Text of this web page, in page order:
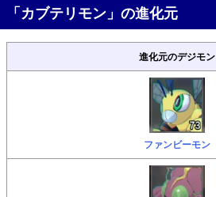
「カブテリモン」の進化元
進化元のデジモン
ファンビーモン